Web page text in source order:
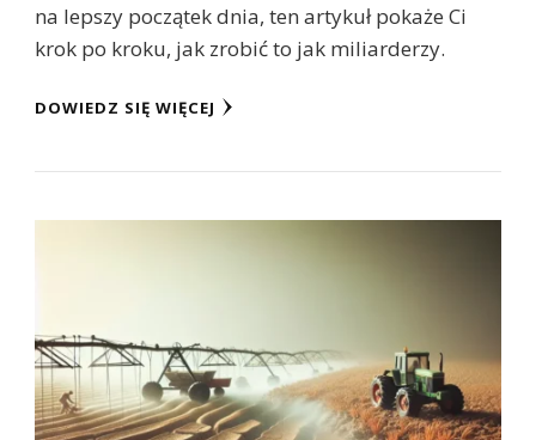
na lepszy początek dnia, ten artykuł pokaże Ci
krok po kroku, jak zrobić to jak miliarderzy.
DOWIEDZ SIĘ WIĘCEJ